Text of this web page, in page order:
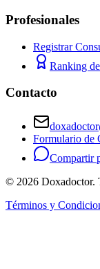
Profesionales
Registrar
Ranking
Contacto
Formulario de
Compartir
© 2026 Doxadoctor.
Términos y